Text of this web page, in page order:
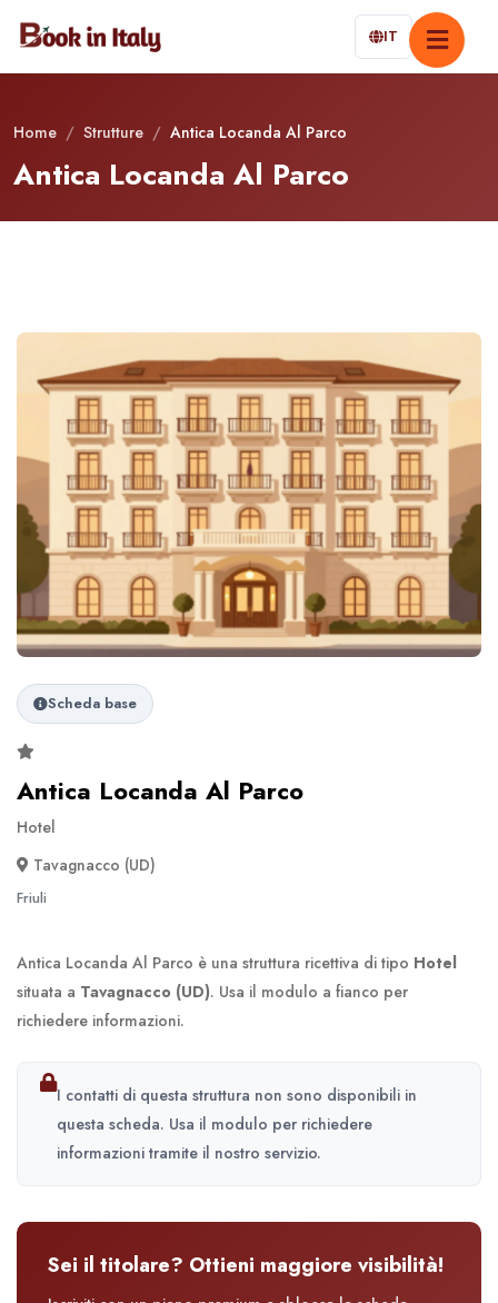
IT
Home / Strutture / Antica Locanda Al Parco
Antica Locanda Al Parco
Scheda base
Antica Locanda Al Parco
Hotel
Tavagnacco (UD)
Friuli
Antica Locanda Al Parco è una struttura ricettiva di tipo Hotel
situata a Tavagnacco (UD). Usa il modulo a fianco per
richiedere informazioni.
I contatti di questa struttura non sono disponibili in
questa scheda. Usa il modulo per richiedere
informazioni tramite il nostro servizio.
Sei il titolare? Ottieni maggiore visibilità!